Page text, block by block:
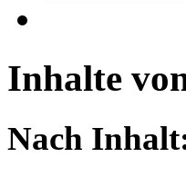
Inhalte
Nach